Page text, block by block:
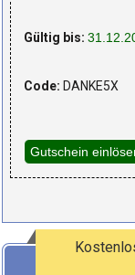
Gültig bis:
Code: DANKE5X